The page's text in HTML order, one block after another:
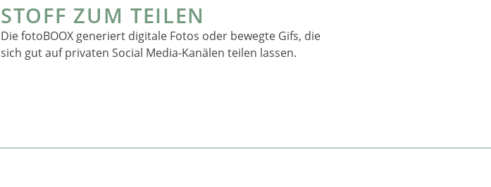
STOFF ZUM TEILEN
Die fotoBOOX generiert digitale Fotos oder bewegte Gifs, die
sich gut auf privaten Social Media-Kanälen teilen lassen.